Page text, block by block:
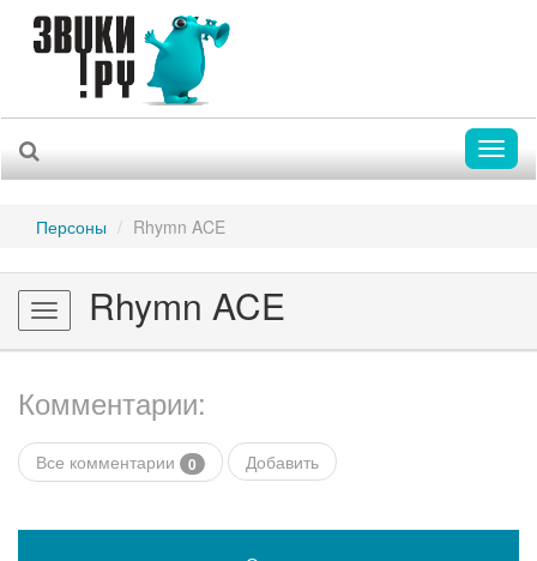
Персоны Rhymn ACE
Toggle
navigation
Rhymn ACE
Комментарии:
Все комментарии 0 Добавить